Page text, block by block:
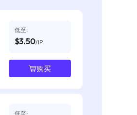
低至:
$3.50/IP
购买
低至: